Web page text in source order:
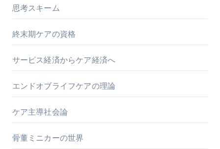
思考スキーム
終末期ケアの資格
サービス経済からケア経済へ
エンドオブライフケアの理論
ケア主導社会論
骨董ミニカーの世界